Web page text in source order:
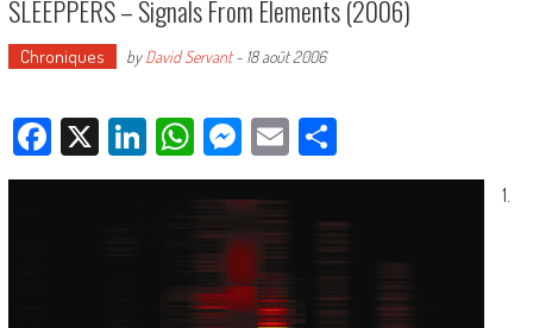
SLEEPPERS – Signals From Elements (2006)
Chroniques byDavid Servant- 18 août 2006
Facebook
X LinkedIn
WhatsApp
Messenger
EmailPartager
1.